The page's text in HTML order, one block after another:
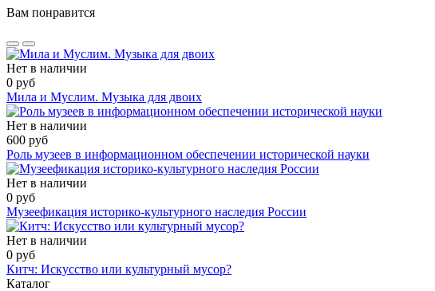
Вам понравится
Нет в наличии
0 руб
Мила и Муслим. Музыка для двоих
Нет в наличии
600 руб
Роль музеев в информационном обеспечении исторической науки
Нет в наличии
0 руб
Музеефикация историко-культурного наследия России
Нет в наличии
0 руб
Китч: Искусство или культурный мусор?
Каталог